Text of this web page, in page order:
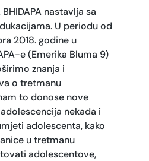
nastavlja sa
U periodu od
2018. godine u
e (Emerika Bluma 9)
znanja i
o tretmanu
to donose nove
nekada i
adolescenta, kako
u tretmanu
adolescentove,